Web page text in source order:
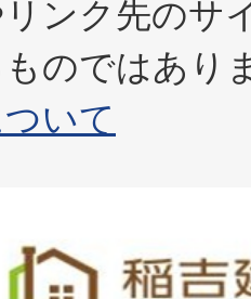
ンク先のサ
のではあり
いて
枚